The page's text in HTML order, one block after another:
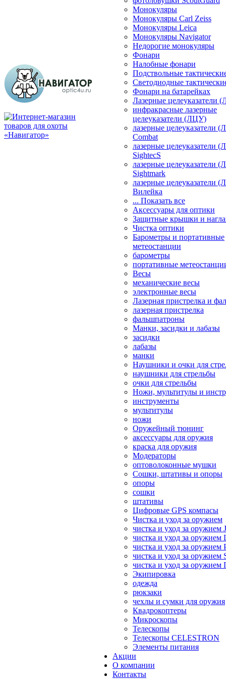
Монокуляры
Монокуляры Carl Zeiss
Монокуляры Leica
Монокуляры Navigator
Недорогие монокуляры
Фонари
Налобные фонари
Подствольные
Светодиодные
Фонари на батарейках
Лазерные целеуказатели
инфракрасные лазерные
целеуказатели (ЛЦУ)
лазерные целеуказатели
Combat
лазерные целеуказатели
SightecS
лазерные целеуказатели
Sightmark
лазерные целеуказатели
Вилейка
... Показать все
Аксессуары для оптики
Защитные крышки и
Чистка оптики
Барометры и портативные
метеостанции
барометры
портативные
Весы
механические весы
электронные весы
Лазерная пристрелка и
лазерная пристрелка
фальшпатроны
Манки, засидки и лабазы
засидки
лабазы
манки
Наушники и очки для
наушники для стрельбы
очки для стрельбы
Ножи, мультитулы и
инструменты
мультитулы
ножи
Оружейный тюнинг
аксессуары для оружия
краска для оружия
Модераторы
оптоволоконные мушки
Сошки, штативы и опоры
опоры
сошки
штативы
Цифровые GPS компасы
Чистка и уход за оружием
чистка и уход за оружием
чистка и уход за оружием
чистка и уход за оружием
чистка и уход за оружием
чистка и уход за
Экипировка
одежда
рюкзаки
чехлы и сумки для оружия
Квадрокоптеры
Микроскопы
Телескопы
Телескопы CELESTRON
Элементы питания
Акции
О компании
Контакты